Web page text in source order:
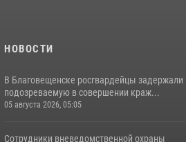
НОВОСТИ
В Благовещенске росгвардейцы задержали
подозреваемую в совершении краж...
05 августа 2026, 05:05
Сотрудники вневедомственной охраны